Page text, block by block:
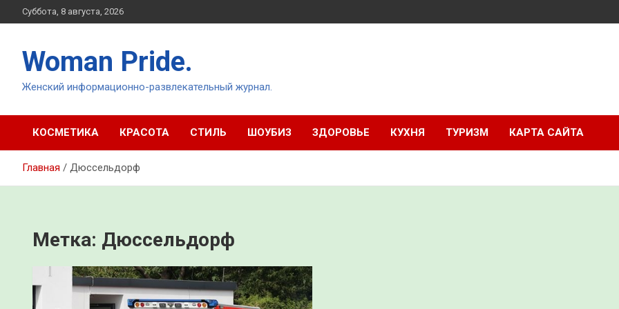
Перейти
к
Суббота, 8 августа, 2026
Woman Pride.
Женский информационно-развлекательный журнал.
КОСМЕТИКА КРАСОТА СТИЛЬ ШОУБИЗ ЗДОРОВЬЕ КУХНЯ ТУРИЗМ КАРТА САЙТА
Главная Дюссельдорф
Метка: Дюссельдорф